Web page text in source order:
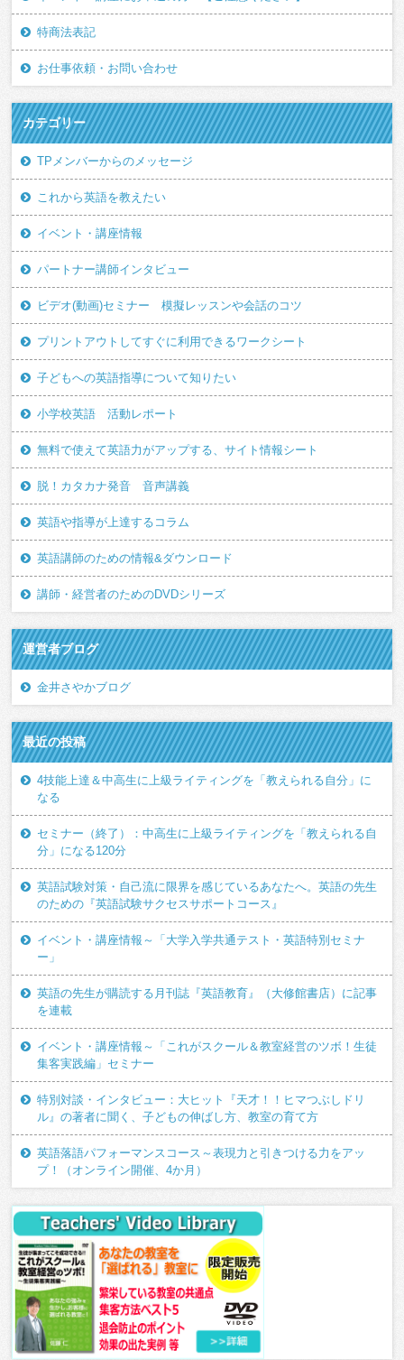
特商法表記
お仕事依頼・お問い合わせ
カテゴリー
TPメンバーからのメッセージ
これから英語を教えたい
イベント・講座情報
パートナー講師インタビュー
ビデオ(動画)セミナー 模擬レッスンや会話のコツ
プリントアウトしてすぐに利用できるワークシート
子どもへの英語指導について知りたい
小学校英語 活動レポート
無料で使えて英語力がアップする、サイト情報シート
脱！カタカナ発音 音声講義
英語や指導が上達するコラム
英語講師のための情報&ダウンロード
講師・経営者のためのDVDシリーズ
運営者ブログ
金井さやかブログ
最近の投稿
4技能上達＆中高生に上級ライティングを「教えられる自分」に
なる
セミナー（終了）：中高生に上級ライティングを「教えられる自
分」になる120分
英語試験対策・自己流に限界を感じているあなたへ。英語の先生
のための『英語試験サクセスサポートコース』
イベント・講座情報～「大学入学共通テスト・英語特別セミナ
ー」
英語の先生が購読する月刊誌『英語教育』（大修館書店）に記事
を連載
イベント・講座情報～「これがスクール＆教室経営のツボ！生徒
集客実践編」セミナー
特別対談・インタビュー：大ヒット『天才！！ヒマつぶしドリ
ル』の著者に聞く、子どもの伸ばし方、教室の育て方
英語落語パフォーマンスコース～表現力と引きつける力をアッ
プ！（オンライン開催、4か月）